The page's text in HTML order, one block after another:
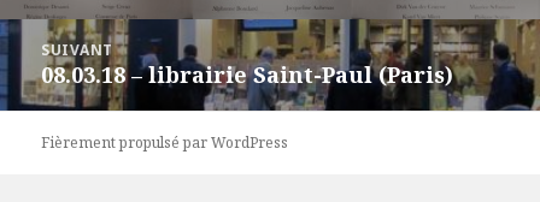
SUIVANT
Article
suivant :
08.03.18 – librairie Saint-Paul (Paris)
Fièrement propulsé par WordPress